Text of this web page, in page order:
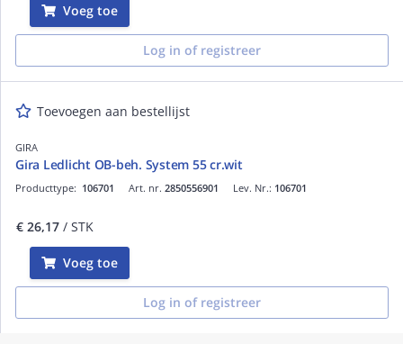
Voeg toe
Log in of registreer
Toevoegen aan bestellijst
GIRA
Gira Ledlicht OB-beh. System 55 cr.wit
Art. nr. 2850556901
Producttype: 106701 Lev. Nr.: 106701
€ 26,17 / STK
Voeg toe
Log in of registreer